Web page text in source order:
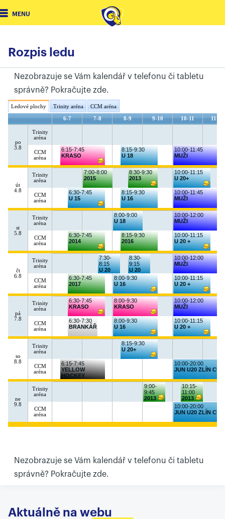
MENU
Rozpis ledu
Nezobrazuje se Vám kalendář v telefonu či tabletu
správně? Pokračujte zde.
Nezobrazuje se Vám kalendář v telefonu či tabletu
správně? Pokračujte zde.
Aktuálně na webu